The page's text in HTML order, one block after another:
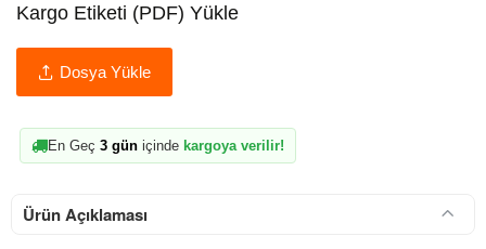
Kargo Etiketi (PDF) Yükle
Dosya Yükle
En Geç 3 gün içinde kargoya verilir!
Ürün Açıklaması